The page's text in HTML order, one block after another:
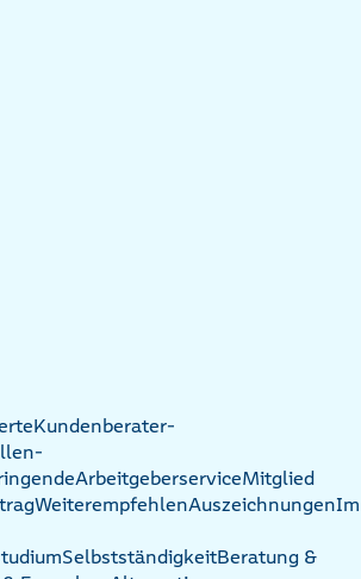
Kundenberater-
ArbeitgeberserviceMitglied
WeiterempfehlenAuszeichnungenIm
SelbstständigkeitBeratung &